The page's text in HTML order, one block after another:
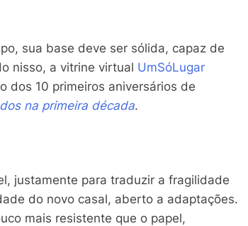
sua base deve ser sólida, capaz de
nisso, a vitrine virtual UmSóLugar
dos 10 primeiros aniversários de
na primeira década.
justamente para traduzir a fragilidade
do novo casal, aberto a adaptações.
mais resistente que o papel,